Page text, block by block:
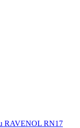
RAVENOL RN17